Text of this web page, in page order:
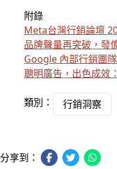
附錄
Meta台灣行銷論壇
品牌聲量再突破，發
Google 內部行銷團
聰明廣告，出色成效
類別： 行銷洞察
分享到：